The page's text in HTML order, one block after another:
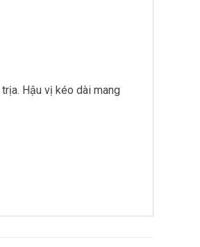
Hậu vị kéo dài mang